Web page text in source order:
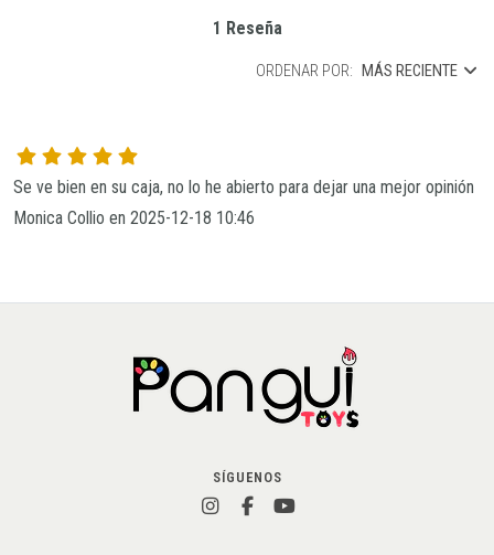
1 Reseña
ORDENAR POR: MÁS RECIENTE
Se ve bien en su caja, no lo he abierto para dejar una mejor opinión
Monica Collio en 2025-12-18 10:46
SÍGUENOS